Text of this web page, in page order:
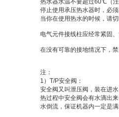
热水器水温不要超过60℃ （
停止使用承压热水器时，必
当你在使用热水的时候，请
电气元件接线柱应经常紧固
在没有可靠的接地情况下，
注：
1 ） T/P安全阀：
安全阀又叫泄压阀 ，装在进
热过程中安全阀会有水滴出
水倒流，保证机器内一定是